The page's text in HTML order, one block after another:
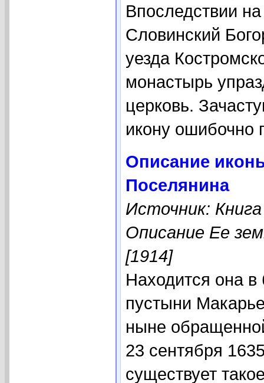
Впоследствии
Словинский
уезда
монастырь
церковь.
икону
Описание
Поселянина
Источник:
Описание Ее
[1914]
Находится она
пустыни
ныне
23 сентября
существует